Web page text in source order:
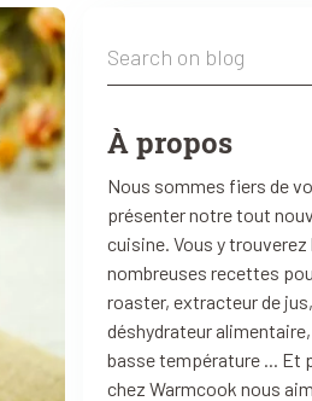
À propos
Nous sommes fiers de
présenter notre tout
cuisine. Vous y trouverez
nombreuses recettes
roaster, extracteur de
déshydrateur
basse température ... Et
chez Warmcook nous